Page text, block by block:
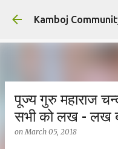
Skip
Kamboj
पूज्य गुरु महाराज
सभी को लख - लख
onMarch 05, 2018